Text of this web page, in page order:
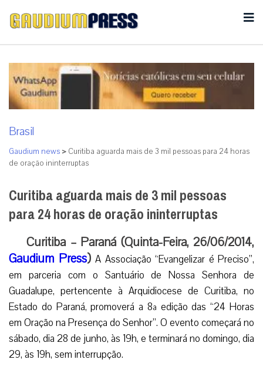
Brasil
Gaudium news > Curitiba aguarda mais de 3 mil pessoas para 24 horas
de oração ininterruptas
Curitiba aguarda mais de 3 mil pessoas
para 24 horas de oração ininterruptas
Curitiba – Paraná (Quinta-Feira, 26/06/2014,
Gaudium Press) A Associação “Evangelizar é Preciso”,
em parceria com o Santuário de Nossa Senhora de
Guadalupe, pertencente à Arquidiocese de Curitiba, no
Estado do Paraná, promoverá a 8ª edição das “24 Horas
em Oração na Presença do Senhor”. O evento começará no
sábado, dia 28 de junho, às 19h, e terminará no domingo, dia
29, às 19h, sem interrupção.